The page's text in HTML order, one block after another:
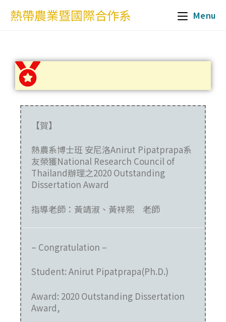
熱帶農業暨國際合作系 Menu
【賀】
熱農系博士班 安尼洛Anirut Pipatprapa系
友榮獲National Research Council of
Thailand辦理之2020 Outstanding
Dissertation Award
指導老師：黃靖淑、黃祥熙 老師
– Congratulation –
Student: Anirut Pipatprapa(Ph.D.)
Award: 2020 Outstanding Dissertation
Award,